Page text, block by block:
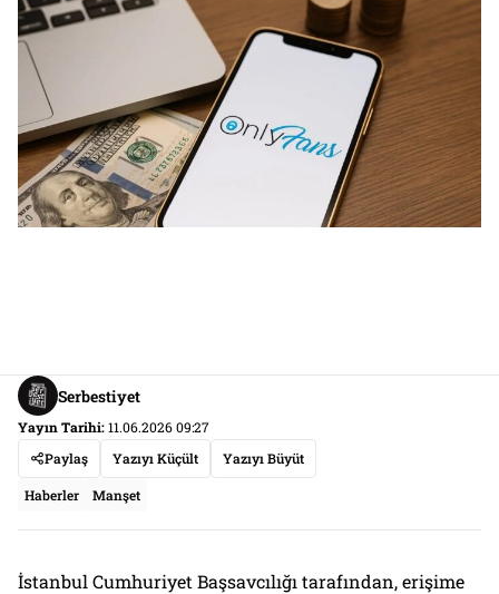
Serbestiyet
Yayın Tarihi:11.06.2026 09:27
Paylaş
Yazıyı Küçült Yazıyı Büyüt
Haberler Manşet
İstanbul Cumhuriyet Başsavcılığı tarafından, erişime